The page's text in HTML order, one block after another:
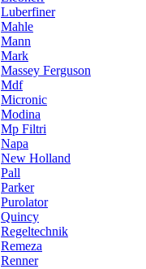
Luberfiner
Mahle
Mann
Mark
Massey Ferguson
Mdf
Micronic
Modina
Mp Filtri
Napa
New Holland
Pall
Parker
Purolator
Quincy
Regeltechnik
Remeza
Renner